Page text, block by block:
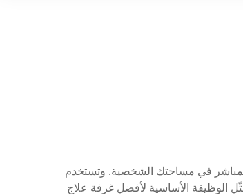
المباشر في مساحتك الشخصية. وتستخدم
الوظيفة الأساسية لأفضل غرفة علاج